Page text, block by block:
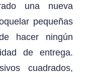
una nueva
pequeñas
hacer ningún
de entrega.
cuadrados,